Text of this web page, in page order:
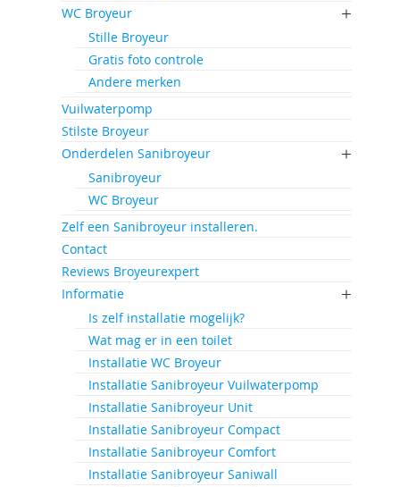
WC Broyeur
Stille Broyeur
Gratis foto controle
Andere merken
Vuilwaterpomp
Stilste Broyeur
Onderdelen Sanibroyeur
Sanibroyeur
WC Broyeur
Zelf een Sanibroyeur installeren.
Contact
Reviews Broyeurexpert
Informatie
Is zelf installatie mogelijk?
Wat mag er in een toilet
Installatie WC Broyeur
Installatie Sanibroyeur Vuilwaterpomp
Installatie Sanibroyeur Unit
Installatie Sanibroyeur Compact
Installatie Sanibroyeur Comfort
Installatie Sanibroyeur Saniwall